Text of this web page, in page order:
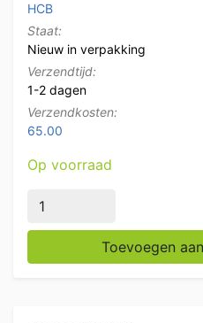
HCB
Staat:
Nieuw in verpakking
Verzendtijd:
1-2 dagen
Verzendkosten:
65.00
Op voorraad
RVS Spoeltafel dubbele
Toevoegen